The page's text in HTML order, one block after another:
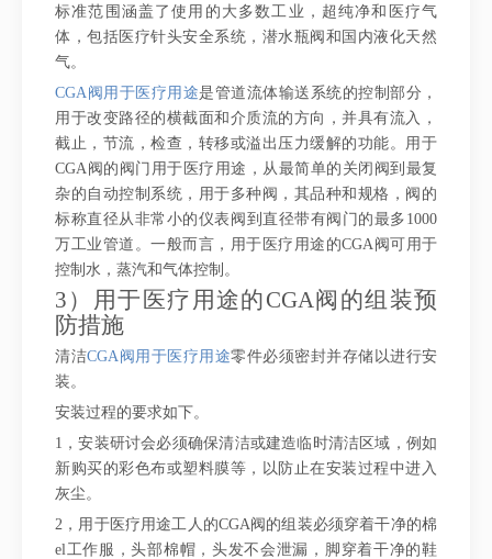
标准范围涵盖了使用的大多数工业，超纯净和医疗气
体，包括医疗针头安全系统，潜水瓶阀和国内液化天然
气。
CGA阀用于医疗用途是管道流体输送系统的控制部分，
用于改变路径的横截面和介质流的方向，并具有流入，
截止，节流，检查，转移或溢出压力缓解的功能。用于
CGA阀的阀门用于医疗用途，从最简单的关闭阀到最复
杂的自动控制系统，用于多种阀，其品种和规格，阀的
标称直径从非常小的仪表阀到直径带有阀门的最多1000
万工业管道。一般而言，用于医疗用途的CGA阀可用于
控制水，蒸汽和气体控制。
3）用于医疗用途的CGA阀的组装预
防措施
清洁CGA阀用于医疗用途零件必须密封并存储以进行安
装。
安装过程的要求如下。
1，安装研讨会必须确保清洁或建造临时清洁区域，例如
新购买的彩色布或塑料膜等，以防止在安装过程中进入
灰尘。
2，用于医疗用途工人的CGA阀的组装必须穿着干净的棉
el工作服，头部棉帽，头发不会泄漏，脚穿着干净的鞋